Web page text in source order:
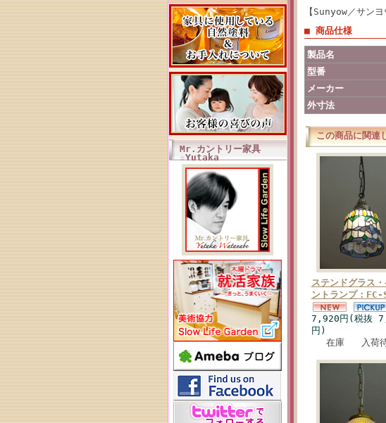
Mr.カントリー家具
☆Yutaka
【Sunyow／サン
■ 商品仕様
製品名
型番
メーカー
外寸法
この商品に関連
ステンドグラス
ントランプ：FC-
7,920円(税抜
円)
在庫 入荷